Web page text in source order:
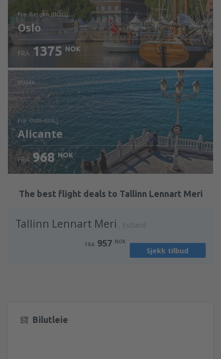
fra: Bergen (BGO)
Oslo
Sjekk informasjon
FRA 1375 NOK
SPANIA
fra: Oslo (OSL)
Alicante
Sjekk informasjon
FRA 968 NOK
The best flight deals to Tallinn Lennart Meri
Tallinn Lennart Meri Estland
FRA 957 NOK
Sjekk tilbud
Bilutleie